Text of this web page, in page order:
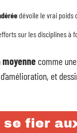
dévoile le vrai poids
sur les disciplines à
moyenne comme
et
se fier